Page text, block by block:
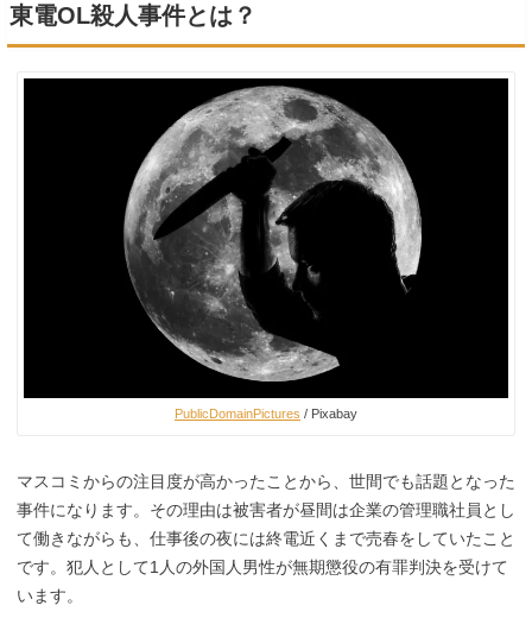
東電OL殺人事件とは？
PublicDomainPictures / Pixabay
マスコミからの注目度が高かったことから、世間でも話題となった
事件になります。その理由は被害者が昼間は企業の管理職社員とし
て働きながらも、仕事後の夜には終電近くまで売春をしていたこと
です。犯人として1人の外国人男性が無期懲役の有罪判決を受けて
います。